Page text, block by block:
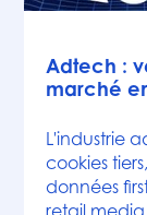
Adtech :
marché
L'industrie
cookies
données